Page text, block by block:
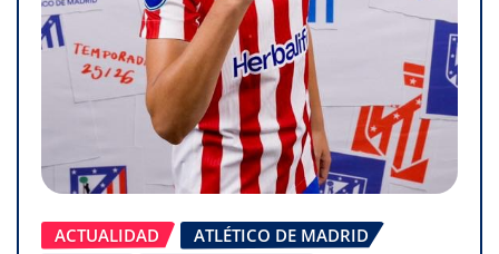
ACTUALIDAD
ATLÉTICO DE MADRID